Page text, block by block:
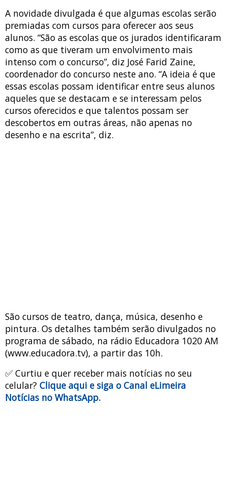
A novidade divulgada é que algumas escolas serão
premiadas com cursos para oferecer aos seus
alunos. “São as escolas que os jurados identificaram
como as que tiveram um envolvimento mais
intenso com o concurso”, diz José Farid Zaine,
coordenador do concurso neste ano. “A ideia é que
essas escolas possam identificar entre seus alunos
aqueles que se destacam e se interessam pelos
cursos oferecidos e que talentos possam ser
descobertos em outras áreas, não apenas no
desenho e na escrita”, diz.
São cursos de teatro, dança, música, desenho e
pintura. Os detalhes também serão divulgados no
programa de sábado, na rádio Educadora 1020 AM
(www.educadora.tv), a partir das 10h.
✅ Curtiu e quer receber mais notícias no seu
celular? Clique aqui e siga o Canal eLimeira
Notícias no WhatsApp.